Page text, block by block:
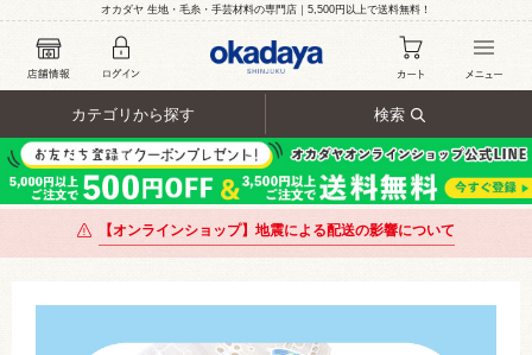
オカダヤ 生地・毛糸・手芸材料の専門店｜5,500円以上で送料無料！
カテゴリから探す 検索
【オンラインショップ】地震による配送の影響について